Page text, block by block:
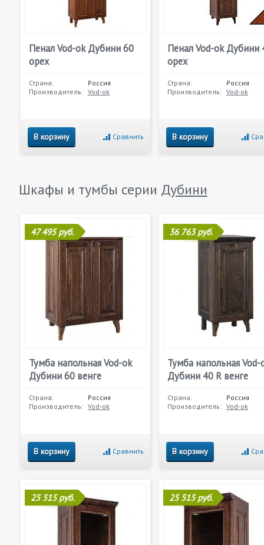
Пенал Vod-ok Дубини 60
орех
Страна:
Россия
Производитель: Vod-ok
В корзину Сравнить
Пенал Vod-ok Дубини
орех
Страна:
Россия
Производитель: Vod-ok
В корзину
Шкафы и тумбы серии Дубини
47 495 руб.
Тумба напольная Vod-ok
Дубини 60 венге
Страна:
Россия
Производитель: Vod-ok
В корзину Сравнить
36 763 руб.
Тумба напольная Vod-
Дубини 40 R венге
Страна:
Россия
Производитель: Vod-ok
В корзину
25 515 руб. 25 515 руб.